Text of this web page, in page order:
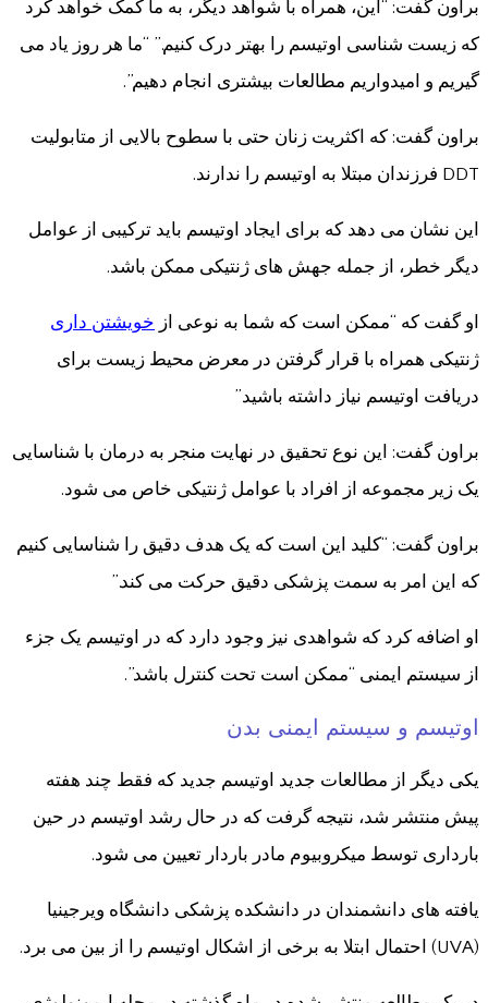
براون گفت: “این، همراه با شواهد دیگر، به ما کمک خواهد کرد
که زیست شناسی اوتیسم را بهتر درک کنیم.” “ما هر روز یاد می
گیریم و امیدواریم مطالعات بیشتری انجام دهیم”.
براون گفت: که اکثریت زنان حتی با سطوح بالایی از متابولیت
DDT فرزندان مبتلا به اوتیسم را ندارند.
این نشان می دهد که برای ایجاد اوتیسم باید ترکیبی از عوامل
دیگر خطر، از جمله جهش های ژنتیکی ممکن باشد.
او گفت که “ممکن است که شما به نوعی از خویشتن داری
ژنتیکی همراه با قرار گرفتن در معرض محیط زیست برای
دریافت اوتیسم نیاز داشته باشید”
براون گفت: این نوع تحقیق در نهایت منجر به درمان با شناسایی
یک زیر مجموعه از افراد با عوامل ژنتیکی خاص می شود.
براون گفت: “کلید این است که یک هدف دقیق را شناسایی کنیم
که این امر به سمت پزشکی دقیق حرکت می کند.”
او اضافه کرد که شواهدی نیز وجود دارد که در اوتیسم یک جزء
از سیستم ایمنی “ممکن است تحت کنترل باشد”.
اوتیسم و سیستم ایمنی بدن
یکی دیگر از مطالعات جدید اوتیسم جدید که فقط چند هفته
پیش منتشر شد، نتیجه گرفت که در حال رشد اوتیسم در حین
بارداری توسط میکروبیوم مادر باردار تعیین می شود.
یافته های دانشمندان در دانشکده پزشکی دانشگاه ویرجینیا
(UVA) احتمال ابتلا به برخی از اشکال اوتیسم را از بین می برد.